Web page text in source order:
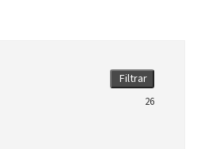
Filtrar
26